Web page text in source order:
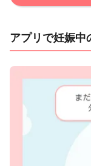
アプリで妊娠中